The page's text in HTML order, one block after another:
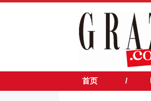
首页 /